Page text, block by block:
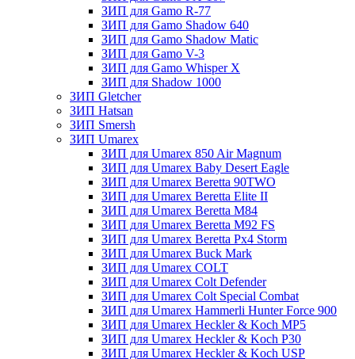
ЗИП для Gamo R-77
ЗИП для Gamo Shadow 640
ЗИП для Gamo Shadow Matic
ЗИП для Gamo V-3
ЗИП для Gamo Whisper X
ЗИП для Shadow 1000
ЗИП Gletcher
ЗИП Hatsan
ЗИП Smersh
ЗИП Umarex
ЗИП для Umarex 850 Air Magnum
ЗИП для Umarex Baby Desert Eagle
ЗИП для Umarex Beretta 90TWO
ЗИП для Umarex Beretta Elite II
ЗИП для Umarex Beretta M84
ЗИП для Umarex Beretta M92 FS
ЗИП для Umarex Beretta Px4 Storm
ЗИП для Umarex Buck Mark
ЗИП для Umarex COLT
ЗИП для Umarex Colt Defender
ЗИП для Umarex Colt Special Combat
ЗИП для Umarex Hammerli Hunter Force 900
ЗИП для Umarex Heckler & Koch MP5
ЗИП для Umarex Heckler & Koch P30
ЗИП для Umarex Heckler & Koch USP